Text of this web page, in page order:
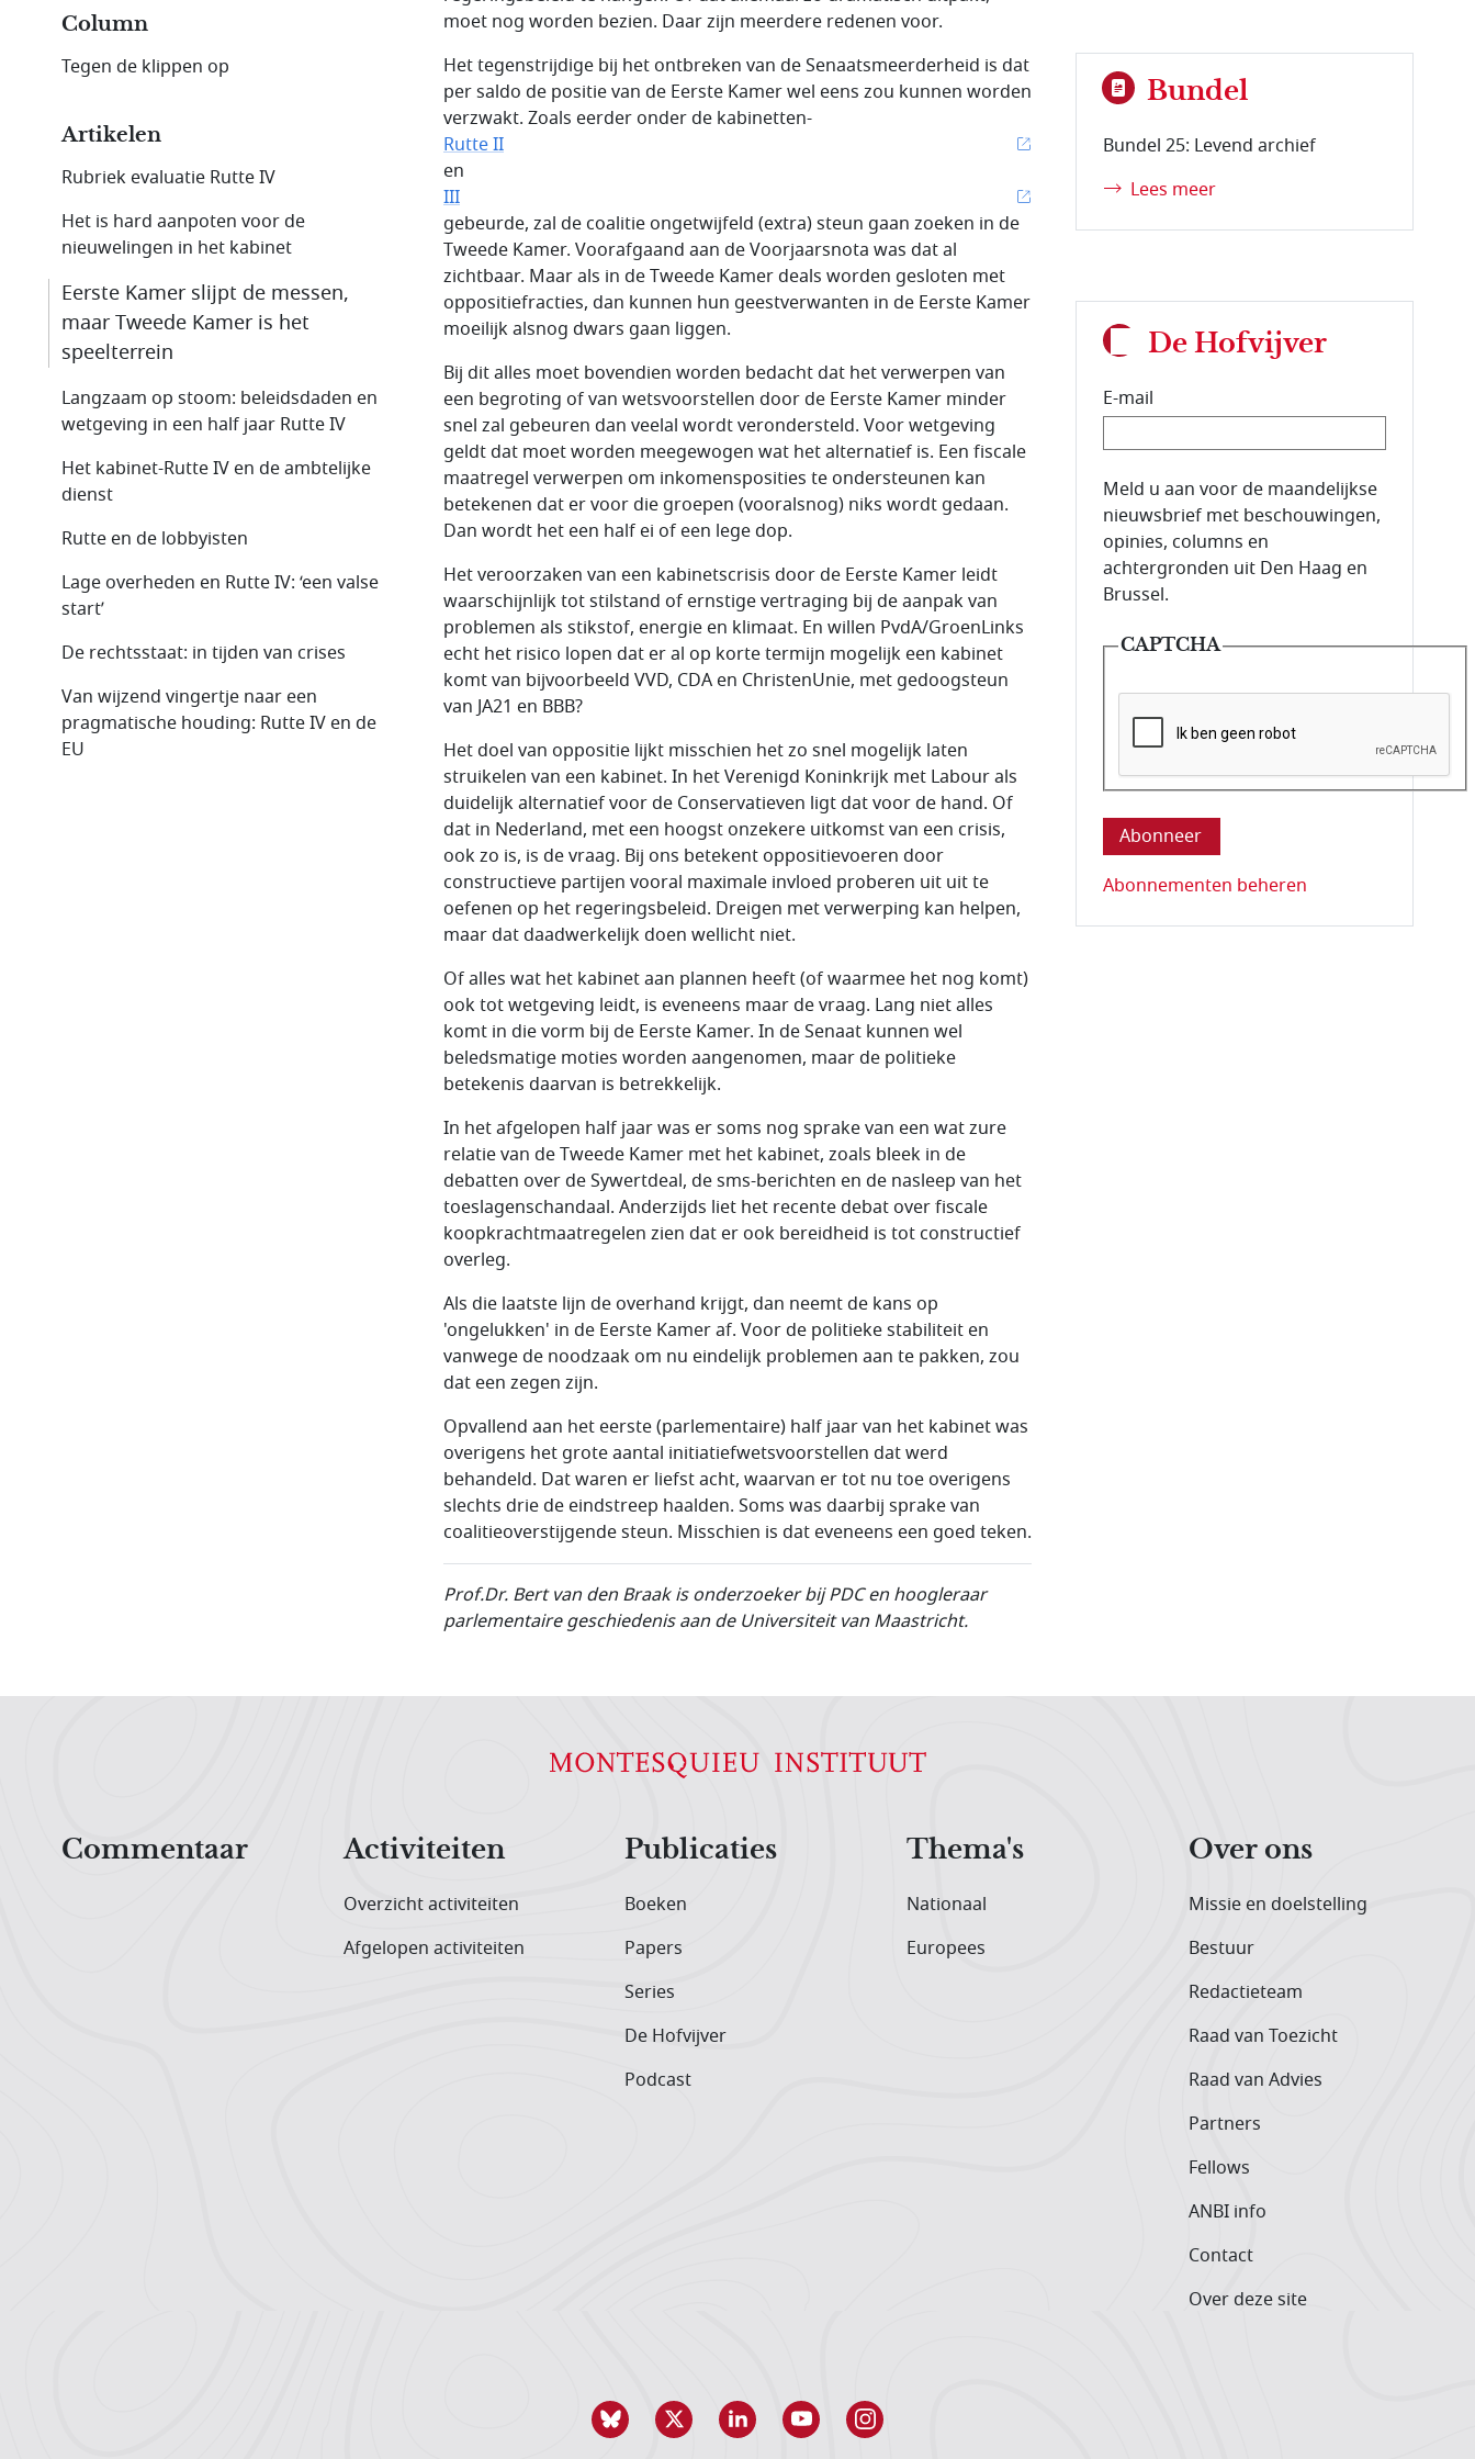
moet nog worden bezien. Daar zijn meerdere redenen voor.
Het tegenstrijdige bij het ontbreken van de Senaatsmeerderheid is dat
per saldo de positie van de Eerste Kamer wel eens zou kunnen worden
verzwakt. Zoals eerder onder de kabinetten-
Rutte II
en
III
gebeurde, zal de coalitie ongetwijfeld (extra) steun gaan zoeken in de
Tweede Kamer. Voorafgaand aan de Voorjaarsnota was dat al
zichtbaar. Maar als in de Tweede Kamer deals worden gesloten met
oppositiefracties, dan kunnen hun geestverwanten in de Eerste Kamer
moeilijk alsnog dwars gaan liggen.
Bij dit alles moet bovendien worden bedacht dat het verwerpen van
een begroting of van wetsvoorstellen door de Eerste Kamer minder
snel zal gebeuren dan veelal wordt verondersteld. Voor wetgeving
geldt dat moet worden meegewogen wat het alternatief is. Een fiscale
maatregel verwerpen om inkomensposities te ondersteunen kan
betekenen dat er voor die groepen (vooralsnog) niks wordt gedaan.
Dan wordt het een half ei of een lege dop.
Het veroorzaken van een kabinetscrisis door de Eerste Kamer leidt
waarschijnlijk tot stilstand of ernstige vertraging bij de aanpak van
problemen als stikstof, energie en klimaat. En willen PvdA/GroenLinks
echt het risico lopen dat er al op korte termijn mogelijk een kabinet
komt van bijvoorbeeld VVD, CDA en ChristenUnie, met gedoogsteun
van JA21 en BBB?
Het doel van oppositie lijkt misschien het zo snel mogelijk laten
struikelen van een kabinet. In het Verenigd Koninkrijk met Labour als
duidelijk alternatief voor de Conservatieven ligt dat voor de hand. Of
dat in Nederland, met een hoogst onzekere uitkomst van een crisis,
ook zo is, is de vraag. Bij ons betekent oppositievoeren door
constructieve partijen vooral maximale invloed proberen uit uit te
oefenen op het regeringsbeleid. Dreigen met verwerping kan helpen,
maar dat daadwerkelijk doen wellicht niet.
Of alles wat het kabinet aan plannen heeft (of waarmee het nog komt)
ook tot wetgeving leidt, is eveneens maar de vraag. Lang niet alles
komt in die vorm bij de Eerste Kamer. In de Senaat kunnen wel
beledsmatige moties worden aangenomen, maar de politieke
betekenis daarvan is betrekkelijk.
In het afgelopen half jaar was er soms nog sprake van een wat zure
relatie van de Tweede Kamer met het kabinet, zoals bleek in de
debatten over de Sywertdeal, de sms-berichten en de nasleep van het
toeslagenschandaal. Anderzijds liet het recente debat over fiscale
koopkrachtmaatregelen zien dat er ook bereidheid is tot constructief
overleg.
Als die laatste lijn de overhand krijgt, dan neemt de kans op
'ongelukken' in de Eerste Kamer af. Voor de politieke stabiliteit en
vanwege de noodzaak om nu eindelijk problemen aan te pakken, zou
dat een zegen zijn.
Opvallend aan het eerste (parlementaire) half jaar van het kabinet was
overigens het grote aantal initiatiefwetsvoorstellen dat werd
behandeld. Dat waren er liefst acht, waarvan er tot nu toe overigens
slechts drie de eindstreep haalden. Soms was daarbij sprake van
coalitieoverstijgende steun. Misschien is dat eveneens een goed teken.
Prof.Dr. Bert van den Braak is onderzoeker bij PDC en hoogleraar
parlementaire geschiedenis aan de Universiteit van Maastricht.
Column
Tegen de klippen op
Artikelen
Rubriek evaluatie Rutte IV
Het is hard aanpoten voor de
nieuwelingen in het kabinet
Eerste Kamer slijpt de messen,
maar Tweede Kamer is het
speelterrein
Langzaam op stoom: beleidsdaden en
wetgeving in een half jaar Rutte IV
Het kabinet-Rutte IV en de ambtelijke
dienst
Rutte en de lobbyisten
Lage overheden en Rutte IV: ‘een valse
start’
De rechtsstaat: in tijden van crises
Van wijzend vingertje naar een
pragmatische houding: Rutte IV en de
EU
Bundel
Bundel 25: Levend archief
Lees meer
De Hofvijver
E-mail
E-mailadres van de abonnee.
Meld u aan voor de maandelijkse
nieuwsbrief met beschouwingen,
opinies, columns en
achtergronden uit Den Haag en
Brussel.
CAPTCHA
Deze vraag is om te controleren dat u
Abonnementen beheren
Commentaar
Activiteiten
Overzicht activiteiten
Afgelopen activiteiten
Publicaties
Boeken
Papers
Series
De Hofvijver
Podcast
Thema's
Nationaal
Europees
Over ons
Missie en doelstelling
Bestuur
Redactieteam
Raad van Toezicht
Raad van Advies
Partners
Fellows
ANBI info
Contact
Over deze site